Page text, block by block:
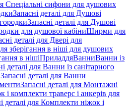
Спеціальні сифони для душових
Запасні деталі для Душові
Запасні деталі для Душові
для душової кабіниШирми для
деталі для Двері для
зберігання в ніші для душових
в нішіПриладдяВанниВанни із
деталі для Ванни із санітарного
Запасні деталі для Ванни
Запасні деталі для Монтажні
і комплекти траверс і анкерів для
деталі для Комплекти ніжок і